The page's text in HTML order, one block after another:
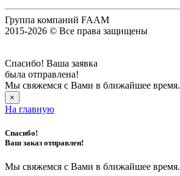
Группа компаний FAAM
2015-2026 © Все права защищены
Спасибо! Ваша заявка
была отправлена!
Мы свяжемся с Вами в ближайшее время.
×
На главную
Спасибо!
Ваш заказ отправлен!
Мы свяжемся с Вами в ближайшее время.